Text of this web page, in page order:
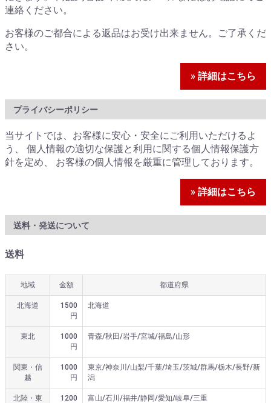
連絡ください。
お客様のご都合による返品はお受け出来ません。ご了承くだ
さい。
» 詳細はこちら
プライバシーポリシー
当サイトでは、お客様に安心・安全にご利用いただけるよ
う、 個人情報の適切な保護と利用に関する個人情報保護方
針を定め、 お客様の個人情報を厳重に管理しております。
» 詳細はこちら
送料・発送について
送料
地域 金額 都道府県
北海道
1500
円
北海道
東北
1000
円
青森/秋田/岩手/宮城/福島/山形
関東・信
越
1000
円
東京/神奈川/山梨/千葉/埼玉/茨城/群馬/栃木/長野/新
潟
北陸・東
1200
富山/石川/福井/静岡/愛知/岐阜/三重